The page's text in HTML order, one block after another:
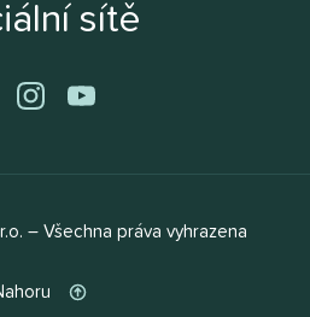
sítě
– Všechna práva vyhrazena